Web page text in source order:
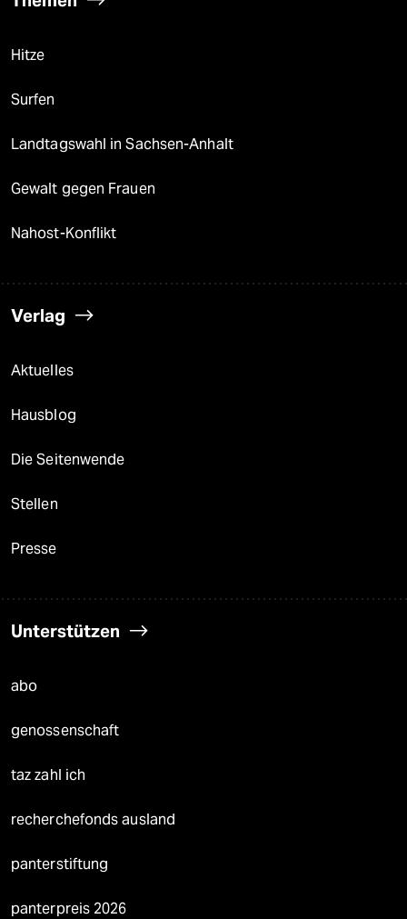
Hitze
Surfen
Landtagswahl in Sachsen-Anhalt
Gewalt gegen Frauen
Nahost-Konflikt
Verlag
Aktuelles
Hausblog
Die Seitenwende
Stellen
Presse
Unterstützen
abo
genossenschaft
taz zahl ich
recherchefonds ausland
panterstiftung
panterpreis 2026